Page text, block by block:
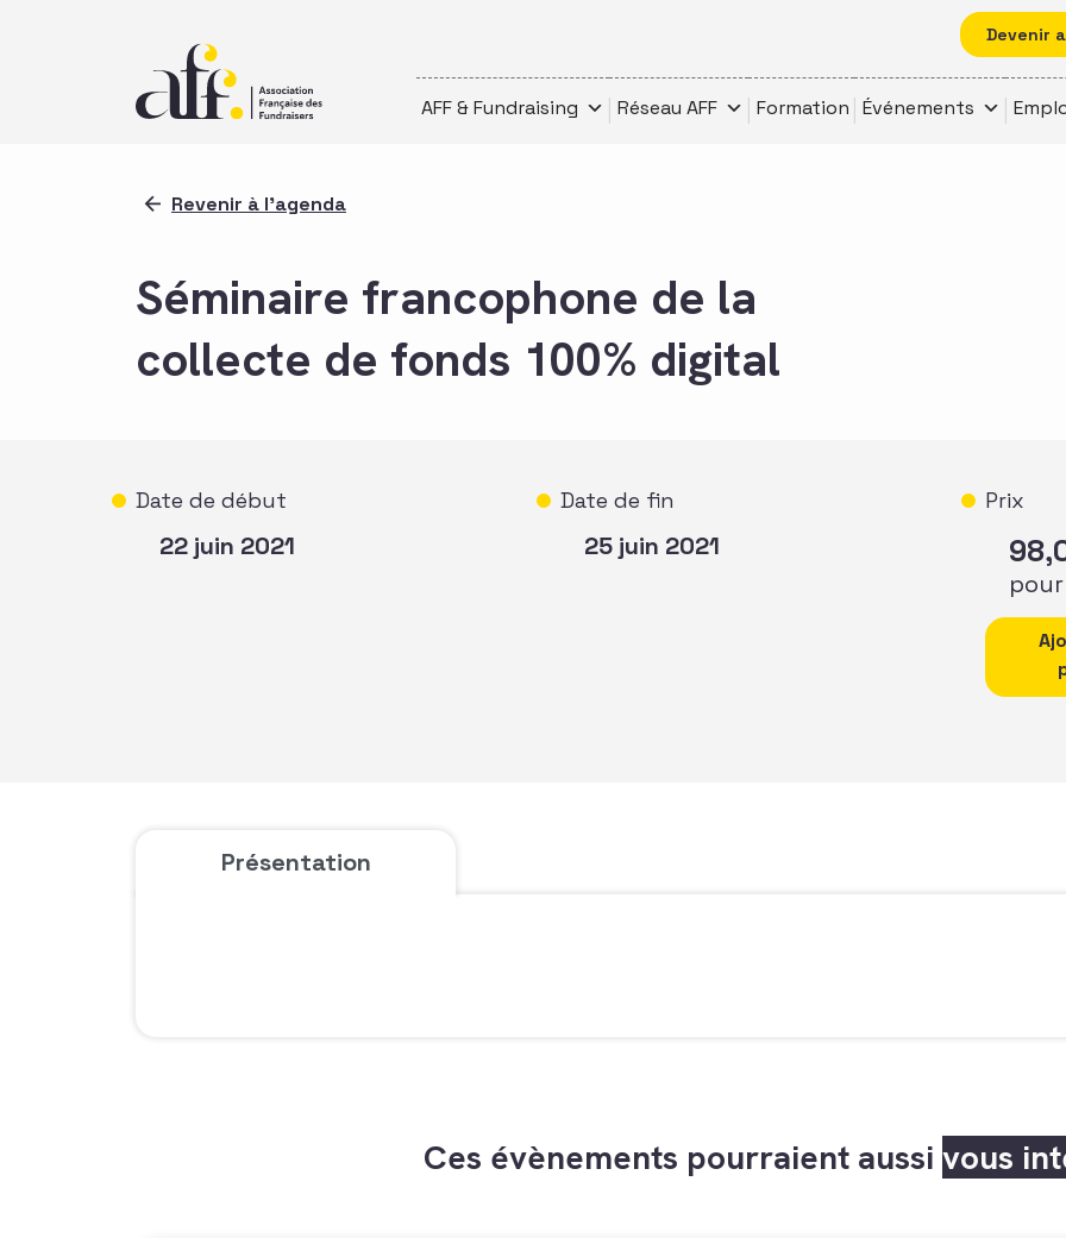
Devenir
AFF & Fundraising Réseau AFF Formation Événements
Revenir à l'agenda
Séminaire francophone de la
collecte de fonds 100% digital
Date de début
22 juin 2021
Date de fin
25 juin 2021
Prix
quantité
Présentation
Ces évènements pourraient aussi vous